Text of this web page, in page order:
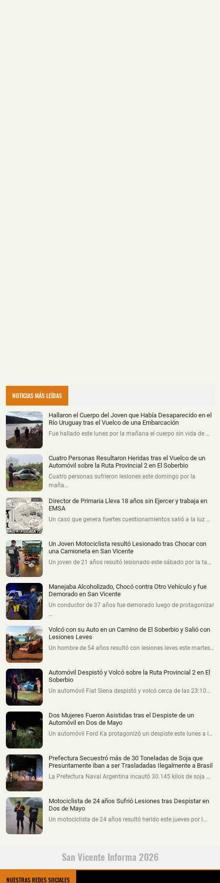
NOTICIAS MÁS LEÍDAS
Hallaron el Cuerpo del Joven que Había Desaparecido en el
Río Uruguay tras el Vuelco de una Embarcación
Fue hallado este lunes por la mañana el cuerpo sin vida de …
Cuatro Personas Resultaron Heridas tras el Vuelco de un
Automóvil sobre la Ruta Provincial 2 en El Soberbio
Cuatro personas sufrieron lesiones este domingo por la
maña…
Director de Primaria Lleva 18 años sin Ejercer y trabaja en
EMSA
Un caso que genera fuertes cuestionamientos salió a la luz …
Un Joven Motociclista resultó Lesionado tras Chocar con
una Camioneta en San Vicente
Un joven de 21 años resultó lesionado este sábado por la ta…
Manejaba Alcoholizado, Chocó contra Otro Vehículo y fue
Demorado en San Vicente
Un conductor de 37 años fue demorado luego de protagonizar
…
Volcó con su Auto en un Camino de El Soberbio y Salió con
Lesiones Leves
Un hombre de 54 años resultó con lesiones leves este martes…
Automóvil Despistó y Volcó sobre la Ruta Provincial 2 en El
Soberbio
Un automóvil Fiat Siena despistó y volcó cerca de las 23:10…
Dos Mujeres Fueron Asistidas tras el Despiste de un
Automóvil en Dos de Mayo
Un automóvil Ford Ka protagonizó un despiste este lunes a l…
Prefectura Secuestró más de 30 Toneladas de Soja que
Presuntamente iban a ser Trasladadas Ilegalmente a Brasil
La Prefectura Naval Argentina incautó 30.145 kilos de soja …
Motociclista de 24 años Sufrió Lesiones tras Despistar en
Dos de Mayo
Un motociclista de 24 años resultó herido este jueves por l…
San Vicente Informa 2026
NUESTRAS REDES SOCIALES